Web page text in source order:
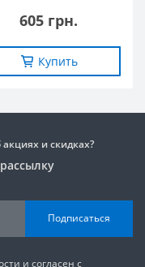
605 грн.
Купить
и скидках?
Подписаться
и согласен с